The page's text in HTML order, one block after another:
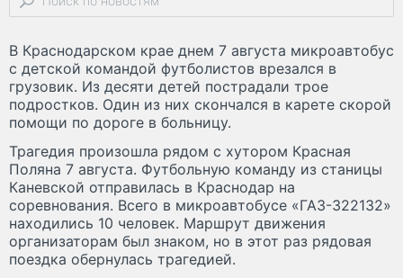
В Краснодарском крае днем 7 августа микроавтобус
с детской командой футболистов врезался в
грузовик. Из десяти детей пострадали трое
подростков. Один из них скончался в карете скорой
помощи по дороге в больницу.
Трагедия произошла рядом с хутором Красная
Поляна 7 августа. Футбольную команду из станицы
Каневской отправилась в Краснодар на
соревнования. Всего в микроавтобусе «ГАЗ-322132»
находились 10 человек. Маршрут движения
организаторам был знаком, но в этот раз рядовая
поездка обернулась трагедией.